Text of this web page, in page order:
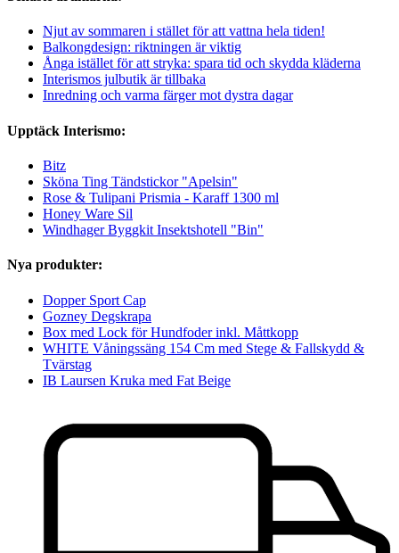
Njut av sommaren i stället för att vattna hela tiden!
Balkongdesign: riktningen är viktig
Ånga istället för att stryka: spara tid och skydda kläderna
Interismos julbutik är tillbaka
Inredning och varma färger mot dystra dagar
Upptäck Interismo:
Bitz
Sköna Ting Tändstickor "Apelsin"
Rose & Tulipani Prismia - Karaff 1300 ml
Honey Ware Sil
Windhager Byggkit Insektshotell "Bin"
Nya produkter:
Dopper Sport Cap
Gozney Degskrapa
Box med Lock för Hundfoder inkl. Måttkopp
WHITE Våningssäng 154 Cm med Stege & Fallskydd &
Tvärstag
IB Laursen Kruka med Fat Beige